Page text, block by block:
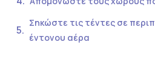
Σηκώστε τις τέντες σε
έντονου αέρα